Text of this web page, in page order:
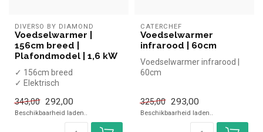
DIVERSO BY DIAMOND
Voedselwarmer |
156cm breed |
Plafondmodel | 1,6 kW
✓ 156cm breed
✓ Elektrisch
✓ 230 Volt, 1,6 kW
343,00 292,00
Beschikbaarheid laden..
CATERCHEF
Voedselwarmer
infrarood | 60cm
Voedselwarmer infrarood |
60cm
325,00 293,00
Beschikbaarheid laden..